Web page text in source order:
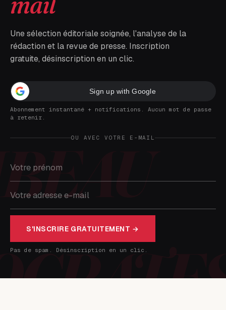
Une sélection éditoriale soignée, l'analyse de la
rédaction et la revue de presse. Inscription
gratuite, désinscription en un clic.
Sign up with Google
Abonnement instantané + notifications. Aucun mot de passe
à retenir.
OU AVEC VOTRE E-MAIL
S'INSCRIRE GRATUITEMENT →
Pas de spam. Désinscription en un clic.